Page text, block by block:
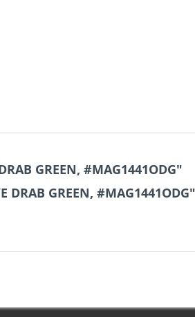
GREEN, #MAG1441ODG"
GREEN, #MAG1441ODG"